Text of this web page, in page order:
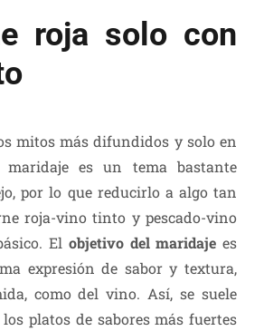
roja solo con
mitos más difundidos y solo en
es un tema bastante
por lo que reducirlo a algo tan
roja-vino tinto y pescado-vino
El objetivo del maridaje es
expresión de sabor y textura,
como del vino. Así, se suele
platos de sabores más fuertes